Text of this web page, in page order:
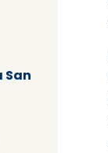
San